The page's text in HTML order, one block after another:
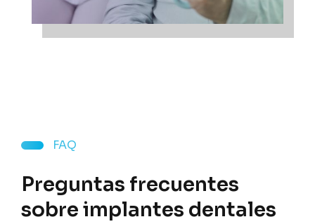
FAQ
Preguntas frecuentes
sobre implantes dentales